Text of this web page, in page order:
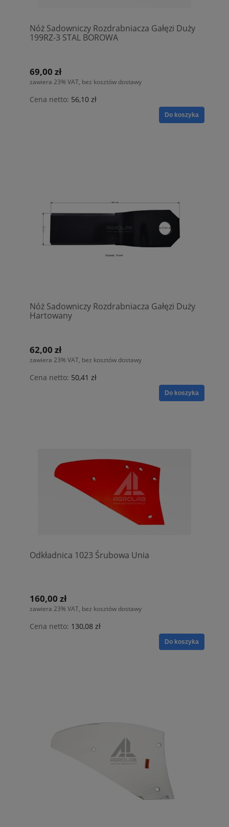
Nóż Sadowniczy Rozdrabniacza Gałęzi Duży
199RZ-3 STAL BOROWA
69,00 zł
zawiera 23% VAT, bez kosztów dostawy
Cena netto: 56,10 zł
Do koszyka
Nóż Sadowniczy Rozdrabniacza Gałęzi Duży
Hartowany
62,00 zł
zawiera 23% VAT, bez kosztów dostawy
Cena netto: 50,41 zł
Do koszyka
Odkładnica 1023 Śrubowa Unia
160,00 zł
zawiera 23% VAT, bez kosztów dostawy
Cena netto: 130,08 zł
Do koszyka